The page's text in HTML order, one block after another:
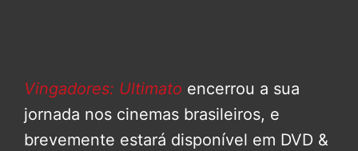
Vingadores: Ultimato encerrou a sua
jornada nos cinemas brasileiros, e
brevemente estará disponível em DVD &